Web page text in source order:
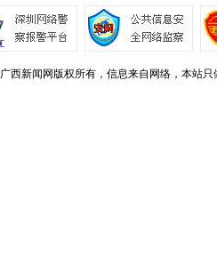
广西新闻网版权所有，信息来自网络，本站